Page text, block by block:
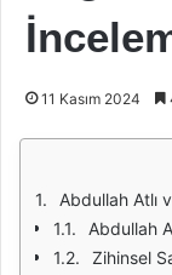
11 Kasım 2024
Abdullah Atlı
Abdullah
Zihinsel